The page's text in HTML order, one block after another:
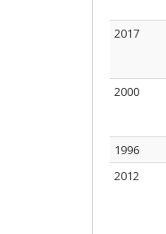
2017
2000
1996
2012